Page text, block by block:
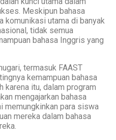
Meskipun bahasa
komunikasi utama di banyak
tidak semua
bahasa Inggris yang
termasuk FAAST
kemampuan bahasa
karena itu, dalam program
mengajarkan bahasa
memungkinkan para siswa
mereka dalam bahasa